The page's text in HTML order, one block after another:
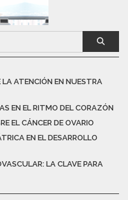
ATENCIÓN EN NUESTRA
EN EL RITMO DEL CORAZÓN
EL CÁNCER DE OVARIO
EN EL DESARROLLO
LA CLAVE PARA